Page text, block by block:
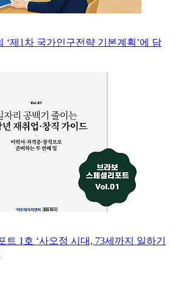
‘제1차 국가인구전략 기본계획’에 담
트 1호 ‘사오정 시대, 73세까지 일하기